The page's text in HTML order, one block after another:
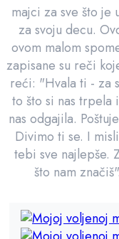
majci za sve što je
za svoju decu.
ovom malom
zapisane su reči
reći: "Hvala ti - za
to što si nas trpela
nas odgajila.
Divimo ti se. I
tebi sve najlepše.
što nam